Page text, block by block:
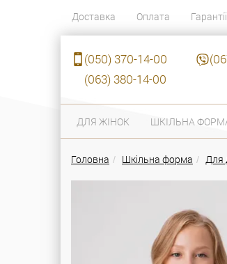
Доставка Оплата Гарантії
(050) 370-14-00
(063) 380-14-00
ДЛЯ ЖІНОК ШКІЛЬНА
Головна Шкільна форма Для